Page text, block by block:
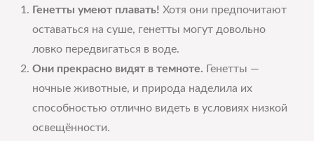
Генетты умеют плавать! Хотя они предпочитают
оставаться на суше, генетты могут довольно
ловко передвигаться в воде.
Они прекрасно видят в темноте. Генетты —
ночные животные, и природа наделила их
способностью отлично видеть в условиях низкой
освещённости.